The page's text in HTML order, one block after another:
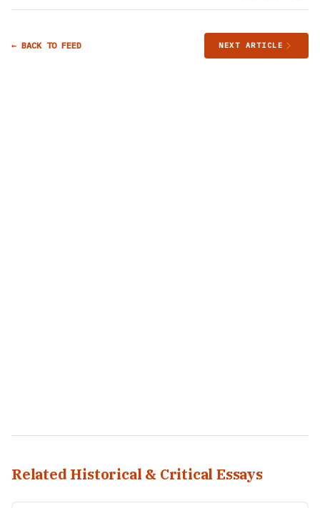
← BACK TO FEED NEXT ARTICLE
Related Historical & Critical Essays